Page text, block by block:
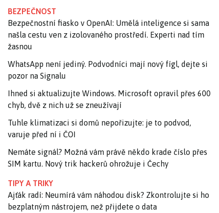
BEZPEČNOST
Bezpečnostní fiasko v OpenAI: Umělá inteligence si sama
našla cestu ven z izolovaného prostředí. Experti nad tím
žasnou
WhatsApp není jediný. Podvodníci mají nový fígl, dejte si
pozor na Signalu
Ihned si aktualizujte Windows. Microsoft opravil přes 600
chyb, dvě z nich už se zneužívají
Tuhle klimatizaci si domů nepořizujte: je to podvod,
varuje před ní i ČOI
Nemáte signál? Možná vám právě někdo krade číslo přes
SIM kartu. Nový trik hackerů ohrožuje i Čechy
TIPY A TRIKY
Ajťák radí: Neumírá vám náhodou disk? Zkontrolujte si ho
bezplatným nástrojem, než přijdete o data